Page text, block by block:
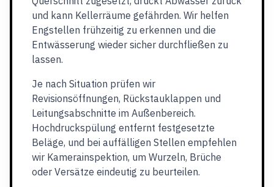
und kann Kellerräume gefährden. Wir helfen
Engstellen frühzeitig zu erkennen und die
Entwässerung wieder sicher durchfließen zu
lassen.
Je nach Situation prüfen wir
Revisionsöffnungen, Rückstauklappen und
Leitungsabschnitte im Außenbereich.
Hochdruckspülung entfernt festgesetzte
Beläge, und bei auffälligen Stellen empfehlen
wir Kamerainspektion, um Wurzeln, Brüche
oder Versätze eindeutig zu beurteilen.